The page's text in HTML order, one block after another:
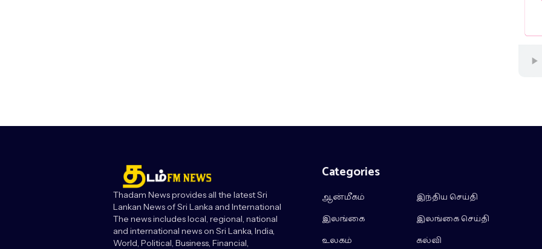
Thadam News provides all the latest Sri
Lankan News of Sri Lanka and International
The news includes local, regional, national
and international news on Sri Lanka, India,
World, Political, Business, Financial,
Categories
ஆன்மீகம்
இந்திய செய்தி
இலங்கை
இலங்கை செய்தி
உலகம்
கல்வி